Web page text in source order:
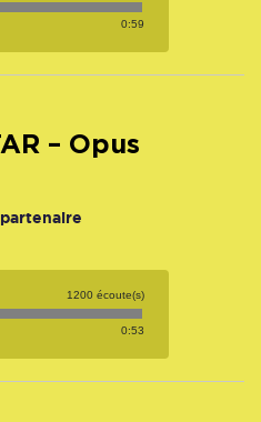
0:59
partenaire
1200 écoute(s)
0:53